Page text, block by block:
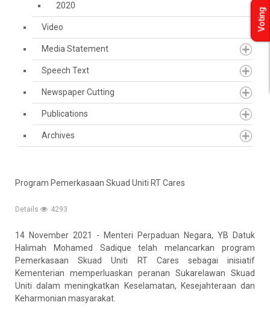
2020
Video
Media Statement
Speech Text
Newspaper Cutting
Publications
Archives
Program Pemerkasaan Skuad Uniti RT Cares
Details 4293
14 November 2021 - Menteri Perpaduan Negara, YB Datuk
Halimah Mohamed Sadique telah melancarkan program
Pemerkasaan Skuad Uniti RT Cares sebagai inisiatif
Kementerian memperluaskan peranan Sukarelawan Skuad
Uniti dalam meningkatkan Keselamatan, Kesejahteraan dan
Keharmonian masyarakat.
Voting